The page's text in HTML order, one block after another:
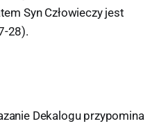
Syn Człowieczy jest
28).
Dekalogu przypomina